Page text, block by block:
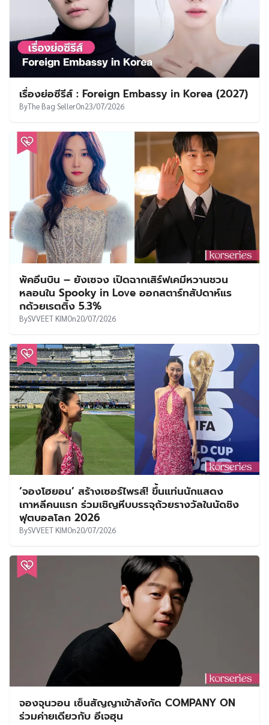
เรื่องย่อซีรีส์ : Foreign Embassy in Korea (2027)
ByThe Bag SellerOn23/07/2026
พัคอึนบิน – ยังเซจง เปิดฉากเสิร์ฟเคมีหวานชวน
หลอนใน Spooky in Love ออกสตาร์ทสัปดาห์แร
กด้วยเรตติ้ง 5.3%
BySVVEET KIMOn20/07/2026
‘จองโฮยอน’ สร้างเซอร์ไพรส์! ขึ้นแท่นนักแสดง
เกาหลีคนแรก ร่วมเชิญหีบบรรจุถ้วยรางวัลในนัดชิง
ฟุตบอลโลก 2026
BySVVEET KIMOn20/07/2026
จองจุนวอน เซ็นสัญญาเข้าสังกัด COMPANY ON
ร่วมค่ายเดียวกับ อีเจฮุน